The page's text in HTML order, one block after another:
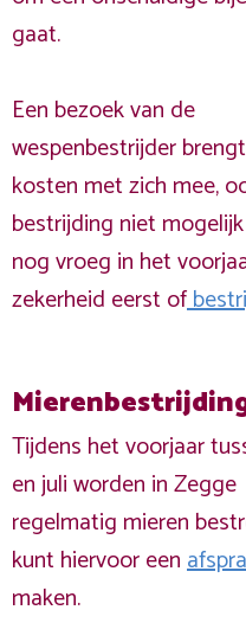
gaat.
Een bezoek van de
wespenbestrijder
kosten met zich mee,
bestrijding niet
nog vroeg in het
zekerheid eerst of
Tijdens het voorjaar
en juli worden in Zegge
regelmatig mieren
kunt hiervoor een
maken.